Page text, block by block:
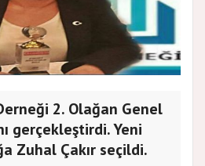
2. Olağan Genel
gerçekleştirdi. Yeni
Zuhal Çakır seçildi.